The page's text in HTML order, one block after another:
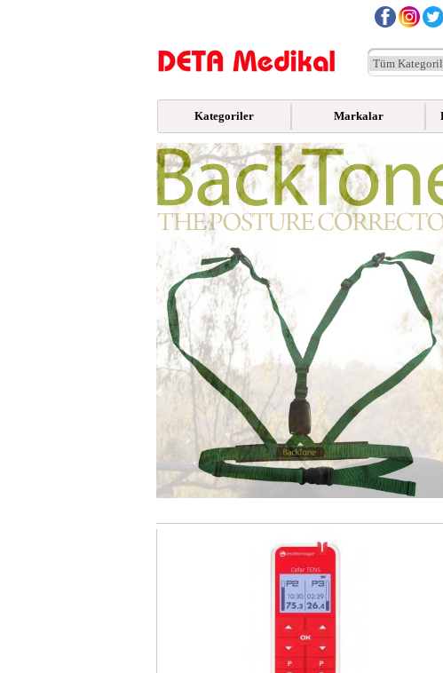
Kategoriler Markalar